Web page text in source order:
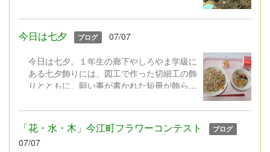
子ども達はグループで協力して、深い穴を掘
ったり、溝を掘り水を流して遊んだり、池を
作ったり、池の底の泥をすくったり・・・、
きいきと活動をしていました。
今日は七夕 ブログ 07/07
今日は七夕。１年生の廊下やしろやま学級に
ある七夕飾りには、図工で作った切細工の飾
りとともに、願い事が書かれた短冊が飾られ
いですね。 ☆今日の給食は七夕献立☆
【七夕寿司、天の川うどん、七夕もち】
「健康でいられますように」の願いが込めら
れています。おいしくいただきました。（う
「花・水・木」今江町フラワーコンテスト ブログ
07/07